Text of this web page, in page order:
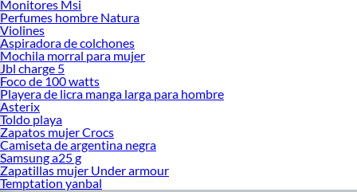
Monitores Msi
Perfumes hombre Natura
Violines
Aspiradora de colchones
Mochila morral para mujer
Jbl charge 5
Foco de 100 watts
Playera de licra manga larga para hombre
Asterix
Toldo playa
Zapatos mujer Crocs
Camiseta de argentina negra
Samsung a25 g
Zapatillas mujer Under armour
Temptation yanbal